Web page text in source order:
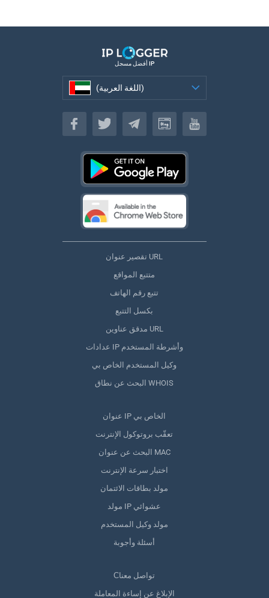
أفضل مسجل IP
(اللغة العربية)
(اللغة العربية)
تقصير عنوان URL
متتبع المواقع
تتبع رقم الهاتف
بكسل التتبع
مدقق عناوين URL
عدادات IP وأشرطة المستخدم
وكيل المستخدم الخاص بي
البحث عن نطاق WHOIS
عنوان IP الخاص بي
تعقّب بروتوكول الإنترنت
البحث عن عنوان MAC
اختبار سرعة الإنترنت
مولد بطاقات الائتمان
مولد IP عشوائي
مولد وكيل المستخدم
أسئلة وأجوبة
Сتواصل معنا
الإبلاغ عن إساءة المعاملة